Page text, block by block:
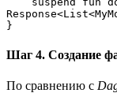
}
Шаг 4. Создание
По сравнению с